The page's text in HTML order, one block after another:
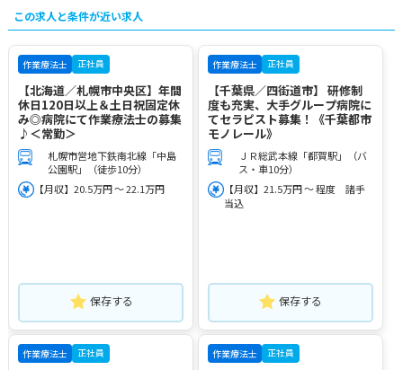
この求人と条件が近い求人
作業療法士 正社員
【北海道／札幌市中央区】年間
休日120日以上＆土日祝固定休
み◎病院にて作業療法士の募集
♪＜常勤＞
札幌市営地下鉄南北線「中島
公園駅」（徒歩10分）
【月収】20.5万円 ～ 22.1万円
保存する
作業療法士 正社員
【千葉県／四街道市】 研修制
度も充実、大手グループ病院に
てセラピスト募集！《千葉都市
モノレール》
ＪＲ総武本線「都賀駅」（バ
ス・車10分）
【月収】21.5万円 ～ 程度 諸手
当込
保存する
作業療法士 正社員 作業療法士 正社員